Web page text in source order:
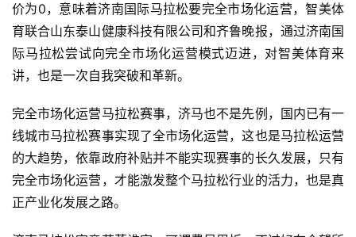
价为0，意味着济南国际马拉松要完全市场化运营，智美体
育联合山东泰山健康科技有限公司和齐鲁晚报，通过济南国
际马拉松尝试向完全市场化运营模式迈进，对智美体育来
讲，也是一次自我突破和革新。
完全市场化运营马拉松赛事，济马也不是先例，国内已有一
线城市马拉松赛事实现了全市场化运营，这也是马拉松运营
的大趋势，依靠政府补贴并不能实现赛事的长久发展，只有
完全市场化运营，才能激发整个马拉松行业的活力，也是真
正产业化发展之路。